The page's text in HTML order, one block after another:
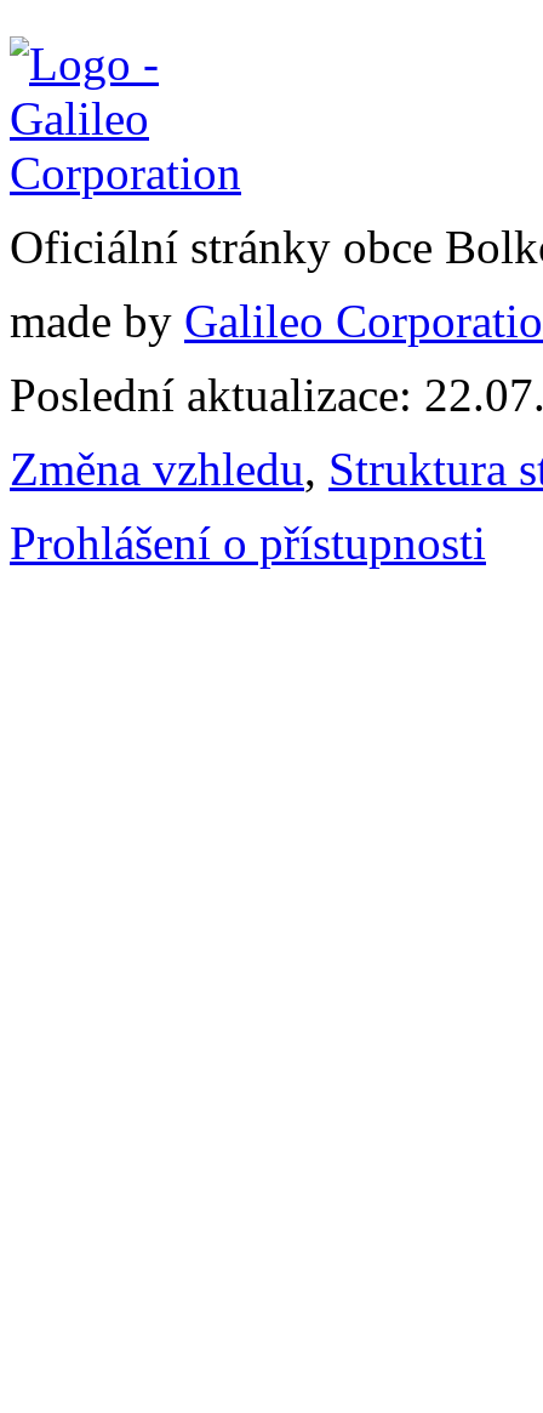
Oficiální stránky obce
made by Galileo
Poslední aktualizace:
Změna vzhledu, Struktura
Prohlášení o přístupnosti